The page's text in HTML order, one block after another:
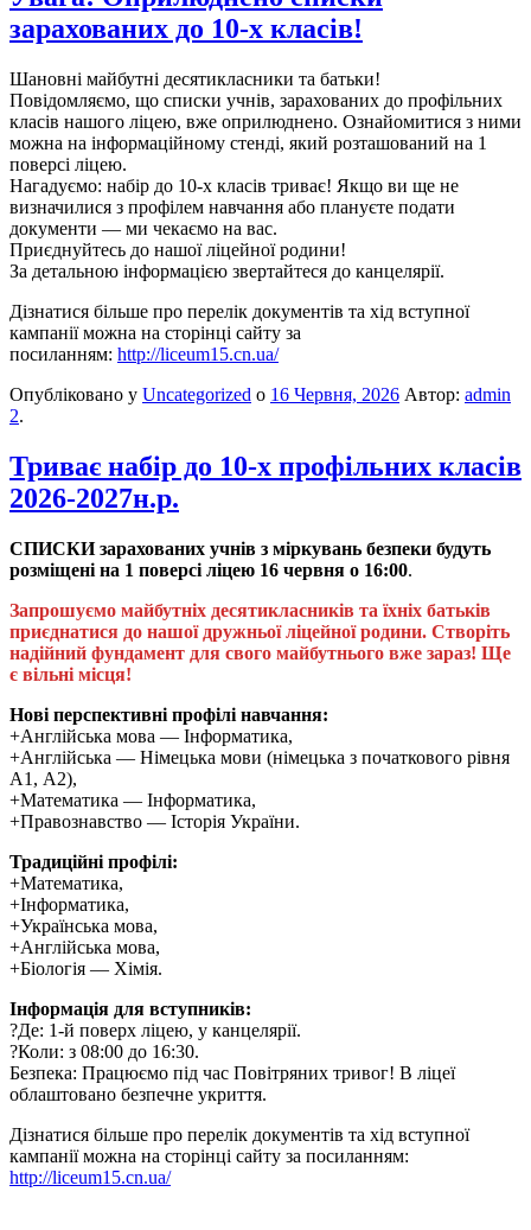
зарахованих до 10-х класів!
​Шановні майбутні десятикласники та батьки!
​Повідомляємо, що списки учнів, зарахованих до профільних
класів нашого ліцею, вже оприлюднено. Ознайомитися з ними
можна на інформаційному стенді, який розташований на 1
поверсі ліцею.
​Нагадуємо: набір до 10-х класів триває! Якщо ви ще не
визначилися з профілем навчання або плануєте подати
документи — ми чекаємо на вас.
​Приєднуйтесь до нашої ліцейної родини!
За детальною інформацією звертайтеся до канцелярії.
Дізнатися більше про перелік документів та хід вступної
кампанії можна на сторінці сайту за
посиланням: http://liceum15.cn.ua/
Опубліковано у Uncategorized о 16 Червня, 2026 Автор: admin
2.
Триває набір до 10-х профільних класів
2026-2027н.р.
СПИСКИ зарахованих учнів з міркувань безпеки будуть
розміщені на 1 поверсі ліцею 16 червня о 16:00.
​Запрошуємо майбутніх десятикласників та їхніх батьків
приєднатися до нашої дружньої ліцейної родини. Створіть
надійний фундамент для свого майбутнього вже зараз! Ще
є вільні місця!
Нові перспективні профілі навчання:
+​Англійська мова — Інформатика,
​+Англійська — Німецька мови (німецька з початкового рівня
А1, А2),
​+Математика — Інформатика,
+Правознавство — Історія України.
​Традиційні профілі:
​+Математика,
​+Інформатика,
+​Українська мова,
​+Англійська мова,
​+Біологія — Хімія.
​Інформація для вступників:
​?Де: 1-й поверх ліцею, у канцелярії.
​?Коли: з 08:00 до 16:30.
​Безпека: Працюємо під час Повітряних тривог! В ліцеї
облаштовано безпечне укриття.
​Дізнатися більше про перелік документів та хід вступної
кампанії можна на сторінці сайту за посиланням:
http://liceum15.cn.ua/